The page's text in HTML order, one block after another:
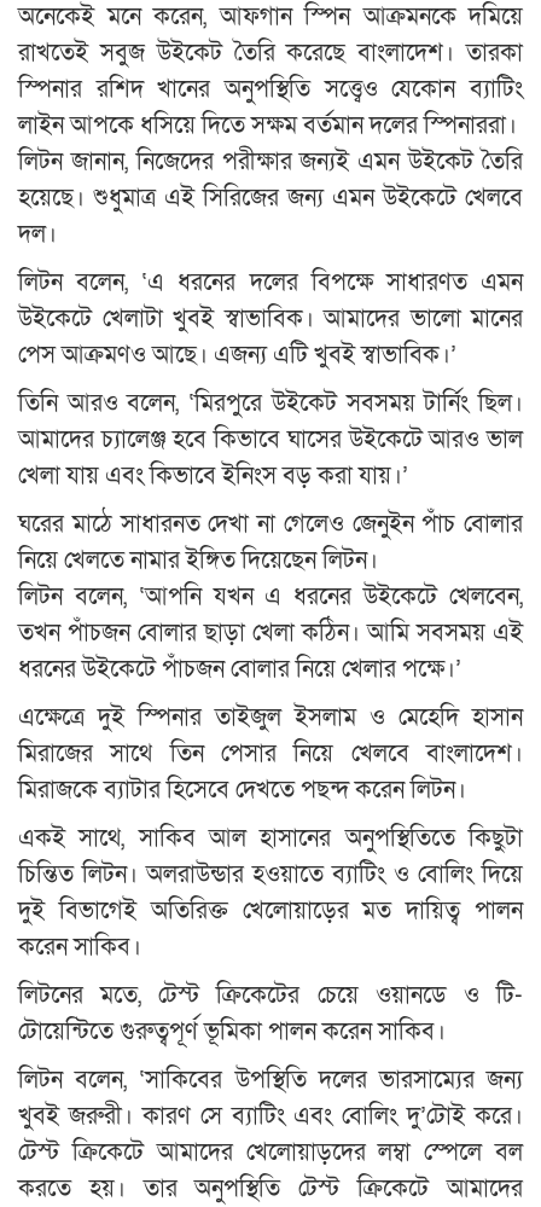
অনেকেই মনে করেন, আফগান স্পিন আক্রমনকে দমিয়ে
রাখতেই সবুজ উইকেট তৈরি করেছে বাংলাদেশ। তারকা
স্পিনার রশিদ খানের অনুপস্থিতি সত্ত্বেও যেকোন ব্যাটিং
লাইন আপকে ধসিয়ে দিতে সক্ষম বর্তমান দলের স্পিনাররা।
লিটন জানান, নিজেদের পরীক্ষার জন্যই এমন উইকেট তৈরি
হয়েছে। শুধুমাত্র এই সিরিজের জন্য এমন উইকেটে খেলবে
দল।
লিটন বলেন, ‘এ ধরনের দলের বিপক্ষে সাধারণত এমন
উইকেটে খেলাটা খুবই স্বাভাবিক। আমাদের ভালো মানের
পেস আক্রমণও আছে। এজন্য এটি খুবই স্বাভাবিক।’
তিনি আরও বলেন, ‘মিরপুরে উইকেট সবসময় টার্নিং ছিল।
আমাদের চ্যালেঞ্জ হবে কিভাবে ঘাসের উইকেটে আরও ভাল
খেলা যায় এবং কিভাবে ইনিংস বড় করা যায়।’
ঘরের মাঠে সাধারনত দেখা না গেলেও জেনুইন পাঁচ বোলার
নিয়ে খেলতে নামার ইঙ্গিত দিয়েছেন লিটন।
লিটন বলেন, ‘আপনি যখন এ ধরনের উইকেটে খেলবেন,
তখন পাঁচজন বোলার ছাড়া খেলা কঠিন। আমি সবসময় এই
ধরনের উইকেটে পাঁচজন বোলার নিয়ে খেলার পক্ষে।’
এক্ষেত্রে দুই স্পিনার তাইজুল ইসলাম ও মেহেদি হাসান
মিরাজের সাথে তিন পেসার নিয়ে খেলবে বাংলাদেশ।
মিরাজকে ব্যাটার হিসেবে দেখতে পছন্দ করেন লিটন।
একই সাথে, সাকিব আল হাসানের অনুপস্থিতিতে কিছুটা
চিন্তিত লিটন। অলরাউন্ডার হওয়াতে ব্যাটিং ও বোলিং দিয়ে
দুই বিভাগেই অতিরিক্ত খেলোয়াড়ের মত দায়িত্ব পালন
করেন সাকিব।
লিটনের মতে, টেস্ট ক্রিকেটের চেয়ে ওয়ানডে ও টি-
টোয়েন্টিতে গুরুত্বপূর্ণ ভূমিকা পালন করেন সাকিব।
লিটন বলেন, ‘সাকিবের উপস্থিতি দলের ভারসাম্যের জন্য
খুবই জরুরী। কারণ সে ব্যাটিং এবং বোলিং দু’টোই করে।
টেস্ট ক্রিকেটে আমাদের খেলোয়াড়দের লম্বা স্পেলে বল
করতে হয়। তার অনুপস্থিতি টেস্ট ক্রিকেটে আমাদের